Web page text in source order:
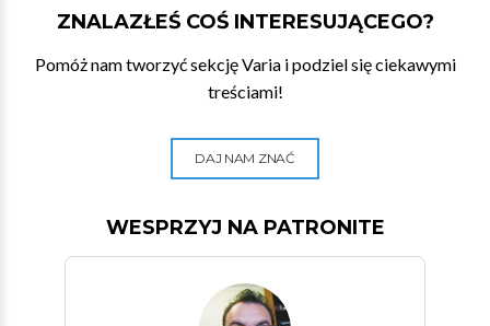
ZNALAZŁEŚ COŚ INTERESUJĄCEGO?
Pomóż nam tworzyć sekcję Varia i podziel się ciekawymi
treściami!
DAJ NAM ZNAĆ
WESPRZYJ NA PATRONITE